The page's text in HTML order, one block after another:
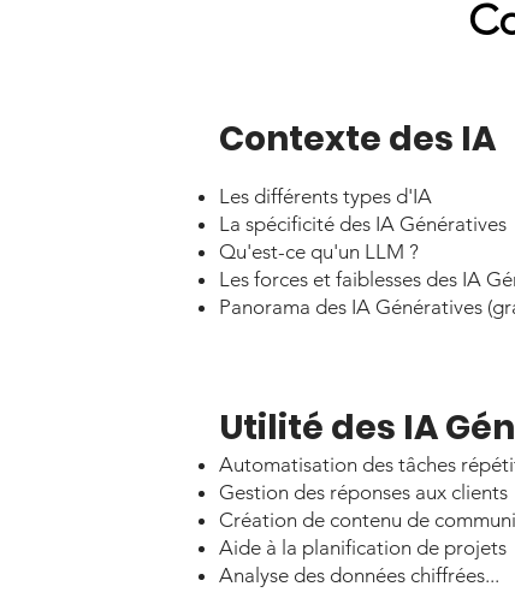
Contexte des IA​
Les différents types d'IA
La spécificité des IA Génératives
Qu'est-ce qu'un LLM ?
Les forces et faiblesses des IA
Panorama des IA Génératives
Utilité des IA
Automatisation des tâches
Gestion des réponses aux clients
Création de contenu de
Aide à la planification de projets
Analyse des données chiffrées...